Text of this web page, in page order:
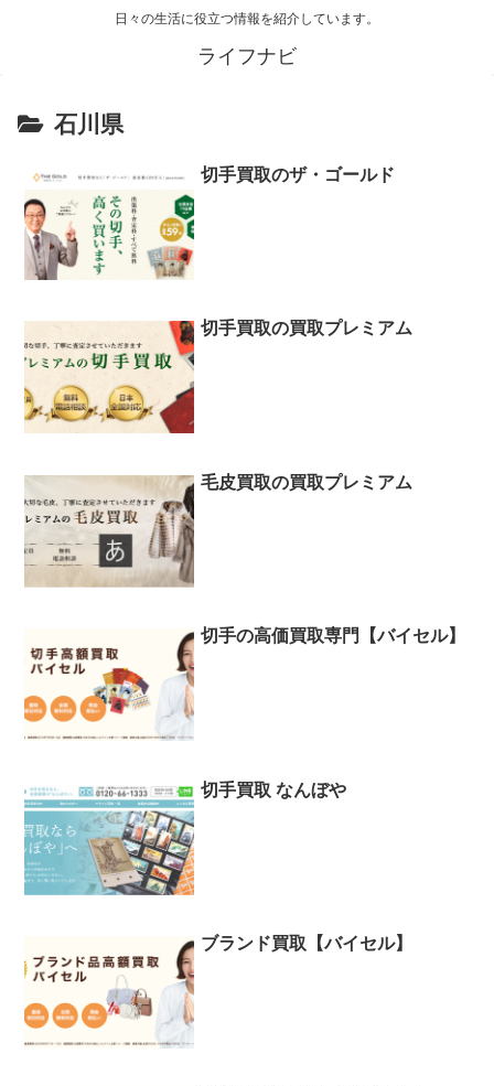
日々の生活に役立つ情報を紹介しています。
ライフナビ
石川県
切手買取のザ・ゴールド
切手買取の買取プレミアム
毛皮買取の買取プレミアム
切手の高価買取専門【バイセル】
切手買取 なんぼや
ブランド買取【バイセル】